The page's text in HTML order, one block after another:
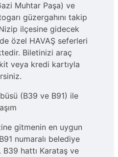
Muhtar Paşa) ve
güzergahını takip
ilçesine gidecek
özel HAVAŞ seferleri
Biletinizi araç
veya kredi kartıyla
(B39 ve B91) ile
gitmenin en uygun
numaralı belediye
hattı Karataş ve